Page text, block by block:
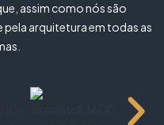
assim como nós são
pela arquitetura em todas as